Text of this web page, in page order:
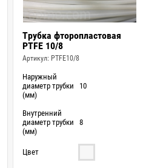
Трубка фторопластовая
PTFE 10/8
Артикул: PTFE10/8
Наружный
диаметр трубки
(мм)
10
Внутренний
диаметр трубки
(мм)
8
Цвет